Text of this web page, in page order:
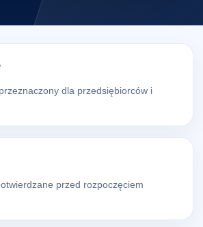
dla przedsiębiorców i
przed rozpoczęciem